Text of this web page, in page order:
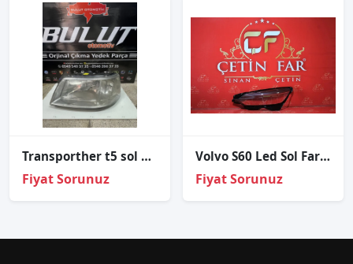
Transporther t5 sol ön far
Fiyat Sorunuz
Volvo S60 Led Sol Far Cami 2018-2022
Fiyat Sorunuz